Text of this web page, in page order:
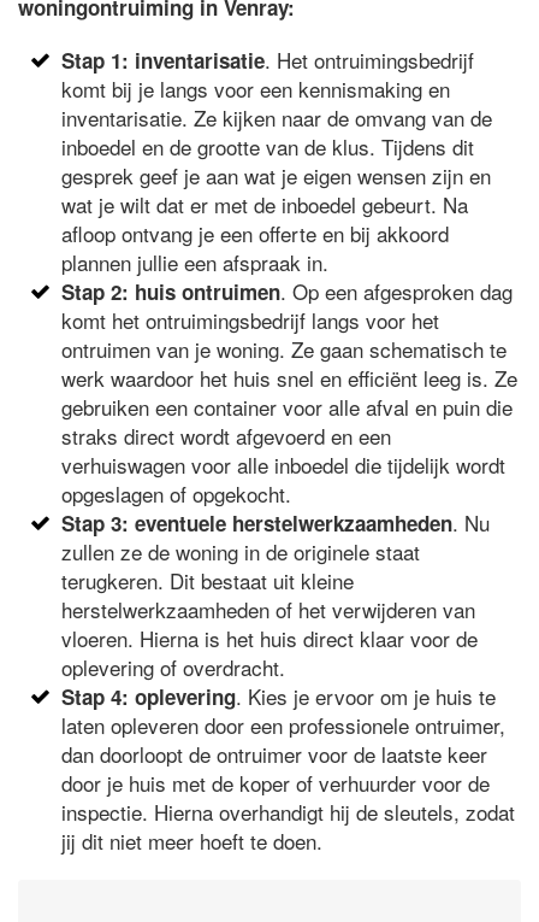
woningontruiming in Venray:
Stap 1: inventarisatie. Het ontruimingsbedrijf
komt bij je langs voor een kennismaking en
inventarisatie. Ze kijken naar de omvang van de
inboedel en de grootte van de klus. Tijdens dit
gesprek geef je aan wat je eigen wensen zijn en
wat je wilt dat er met de inboedel gebeurt. Na
afloop ontvang je een offerte en bij akkoord
plannen jullie een afspraak in.
Stap 2: huis ontruimen. Op een afgesproken dag
komt het ontruimingsbedrijf langs voor het
ontruimen van je woning. Ze gaan schematisch te
werk waardoor het huis snel en efficiënt leeg is. Ze
gebruiken een container voor alle afval en puin die
straks direct wordt afgevoerd en een
verhuiswagen voor alle inboedel die tijdelijk wordt
opgeslagen of opgekocht.
Stap 3: eventuele herstelwerkzaamheden. Nu
zullen ze de woning in de originele staat
terugkeren. Dit bestaat uit kleine
herstelwerkzaamheden of het verwijderen van
vloeren. Hierna is het huis direct klaar voor de
oplevering of overdracht.
Stap 4: oplevering. Kies je ervoor om je huis te
laten opleveren door een professionele ontruimer,
dan doorloopt de ontruimer voor de laatste keer
door je huis met de koper of verhuurder voor de
inspectie. Hierna overhandigt hij de sleutels, zodat
jij dit niet meer hoeft te doen.